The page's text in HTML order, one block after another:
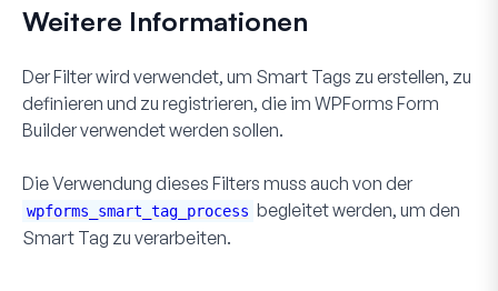
Weitere Informationen
Der Filter wird verwendet, um Smart Tags zu erstellen, zu
definieren und zu registrieren, die im WPForms Form
Builder verwendet werden sollen.
Die Verwendung dieses Filters muss auch von der
wpforms_smart_tag_process begleitet werden, um den
Smart Tag zu verarbeiten.